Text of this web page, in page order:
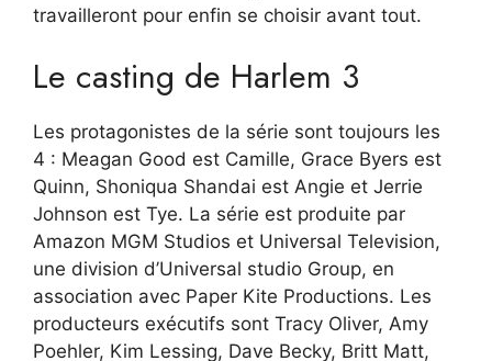
travailleront pour enfin se choisir avant tout.
Le casting de Harlem 3
Les protagonistes de la série sont toujours les
4 : Meagan Good est Camille, Grace Byers est
Quinn, Shoniqua Shandai est Angie et Jerrie
Johnson est Tye. La série est produite par
Amazon MGM Studios et Universal Television,
une division d’Universal studio Group, en
association avec Paper Kite Productions. Les
producteurs exécutifs sont Tracy Oliver, Amy
Poehler, Kim Lessing, Dave Becky, Britt Matt,